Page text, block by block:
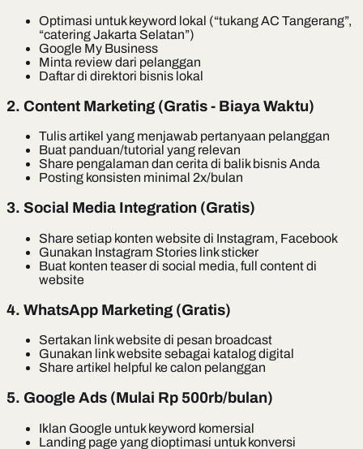
Optimasi untuk keyword lokal (“tukang AC Tangerang”,
“catering Jakarta Selatan”)
Google My Business
Minta review dari pelanggan
Daftar di direktori bisnis lokal
2. Content Marketing (Gratis - Biaya Waktu)
Tulis artikel yang menjawab pertanyaan pelanggan
Buat panduan/tutorial yang relevan
Share pengalaman dan cerita di balik bisnis Anda
Posting konsisten minimal 2x/bulan
3. Social Media Integration (Gratis)
Share setiap konten website di Instagram, Facebook
Gunakan Instagram Stories link sticker
Buat konten teaser di social media, full content di
website
4. WhatsApp Marketing (Gratis)
Sertakan link website di pesan broadcast
Gunakan link website sebagai katalog digital
Share artikel helpful ke calon pelanggan
5. Google Ads (Mulai Rp 500rb/bulan)
Iklan Google untuk keyword komersial
Landing page yang dioptimasi untuk konversi